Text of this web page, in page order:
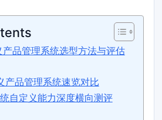
品管理系统选型方法与评估
产品管理系统速览对比
自定义能力深度横向测评